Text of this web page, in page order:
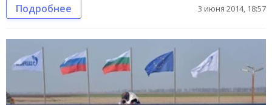
Подробнее 3 июня 2014, 18:57